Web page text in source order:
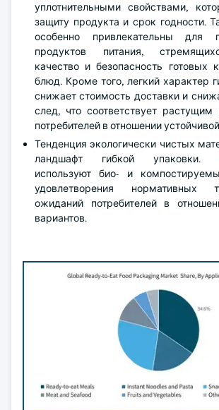
уплотнительными свойствами,
защиту продукта и срок годности.
особенно привлекательны для
продуктов питания,
качество и безопасность готовых
блюд. Кроме того, легкий характер
снижает стоимость доставки и
след, что соответствует растущим
потребителей в отношении
Тенденция экологически чистых
ландшафт гибкой упаковки.
используют био- и
удовлетворения нормативных
ожиданий потребителей в
вариантов.